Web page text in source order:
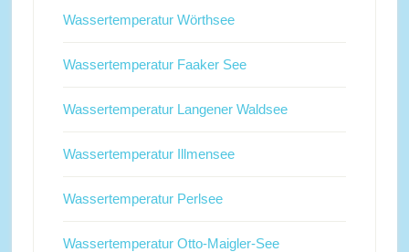
Wassertemperatur Wörthsee
Wassertemperatur Faaker See
Wassertemperatur Langener Waldsee
Wassertemperatur Illmensee
Wassertemperatur Perlsee
Wassertemperatur Otto-Maigler-See